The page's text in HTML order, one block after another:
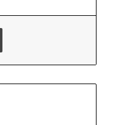
Imprimer